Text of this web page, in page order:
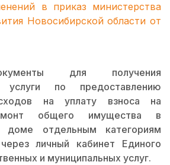
в приказ министерства
Новосибирской области от
для получения
услуги по предоставлению
на уплату взноса на
общего имущества в
доме отдельным категориям
личный кабинет Единого
и муниципальных услуг.